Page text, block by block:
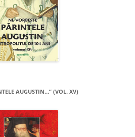
AUGUSTIN…” (VOL. XV)